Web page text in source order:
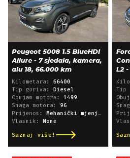
Peugeot 5008 1.5 BlueHDI
Allure - 7 sjedala, kamera,
alu 18, 66.000 km
Kilometara: 66400
Tip goriva:
Diesel
Obujam motora: 1499
Snaga motora: 96
Prijenos:
Mehanički mjenjač
Vlasnik:
None
Saznaj više!
L2
Tip